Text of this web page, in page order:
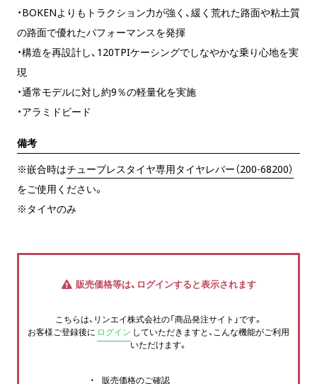
・BOKENよりもトラクション力が強く、緩く荒れた路面や粘土質
の路面で優れたパフォーマンスを発揮
・構造を再設計し、120TPIケーシングでしなやかな乗り心地を実
現
・通常モデルに対し約9％の軽量化を実施
・アラミドビード
備考
※嵌合時はチューブレスタイヤ専用タイヤレバー（200-68200）
をご使用ください。
※タイヤのみ
販売価格等は、ログインすると表示されます
こちらは、リンエイ株式会社の「商品発注サイト」です。
お客様ご登録後に ログイン していただきますと、こんな機能がご利用
いただけます。
販売価格のご確認